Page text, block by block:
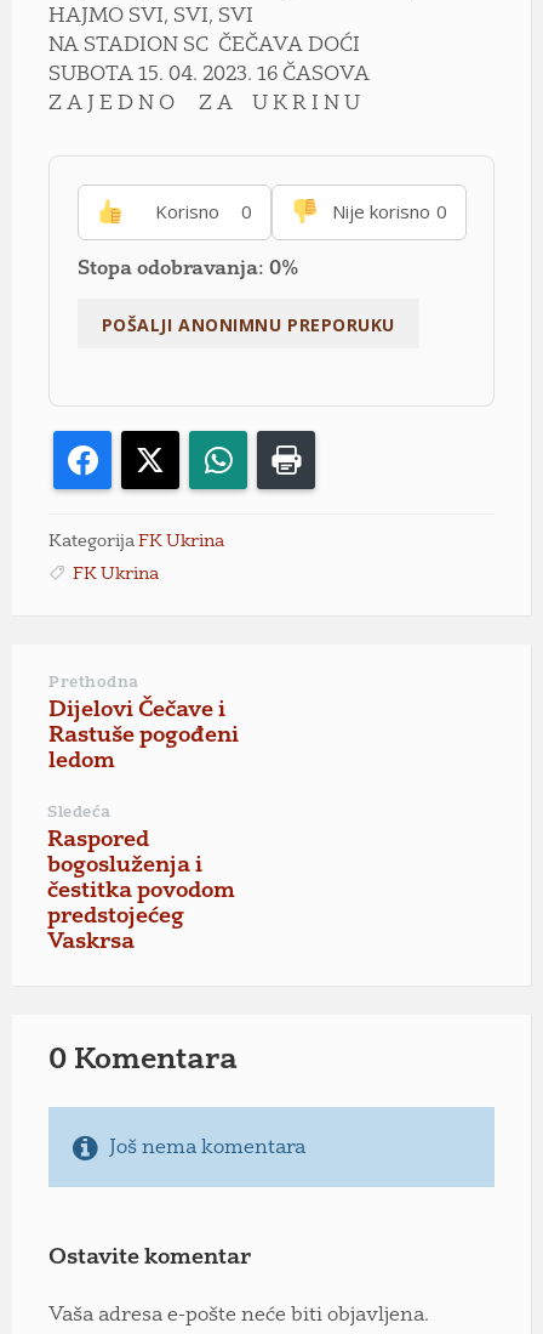
HAJMO SVI, SVI, SVI
NA STADION SC ČEČAVA DOĆI
SUBOTA 15. 04. 2023. 16 ČASOVA
Z A J E D N O Z A U K R I N U
Korisno 0 Nije korisno 0
Stopa odobravanja: 0%
Facebook WhatsApp
Kategorija FK Ukrina
FK Ukrina
Prethodna
Dijelovi Čečave i
Rastuše pogođeni
ledom
Sledeća
Raspored
bogosluženja i
čestitka povodom
predstojećeg
Vaskrsa
0 Komentara
Još nema komentara
Ostavite komentar
Vaša adresa e-pošte neće biti objavljena.